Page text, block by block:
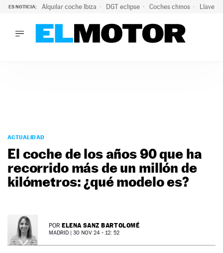
ES NOTICIA: Alquilar coche Ibiza DGT eclipse Coches chinos Llaves
PODCAST
MOTOS
TECNOLOGÍA
SUPERCOCHES
SERVICIOS
NEWSLETTER
ACTUALIDAD
El coche de los años 90 que ha
recorrido más de un millón de
kilómetros: ¿qué modelo es?
POR ELENA SANZ BARTOLOMÉ
MADRID | 30 NOV 24 - 12: 52